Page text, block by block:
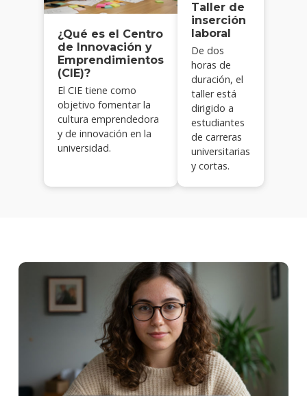
¿Qué es el Centro
de Innovación y
Emprendimientos
(CIE)?
El CIE tiene como
objetivo fomentar la
cultura emprendedora
y de innovación en la
universidad.
Taller de
inserción
laboral
De dos
horas de
duración, el
taller está
dirigido a
estudiantes
de carreras
universitarias
y cortas.